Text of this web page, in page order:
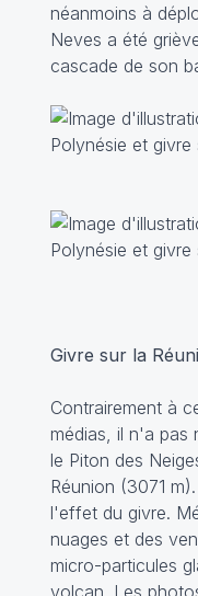
néanmoins à
Neves a été
cascade de son
Givre sur la
Contrairement à
médias, il n'a pas
le Piton des
Réunion (3071
l'effet du givre.
nuages et des
micro-particules